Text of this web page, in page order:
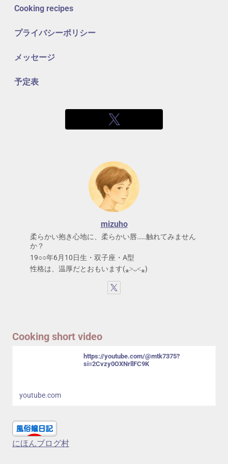
Cooking recipes
プライバシーポリシー
メッセージ
予定表
mizuho
柔らかい抱き心地に、柔らかい唇……触れてみません
か？
19○○年6月10日生・双子座・A型
性格は、温厚だとおもいます(⁎˃ᴗ˂⁎)
Cooking short video
https://youtube.com/@mtk7375?
si=2Cvzy0OXNrllFC9K
youtube.com
にほんブログ村